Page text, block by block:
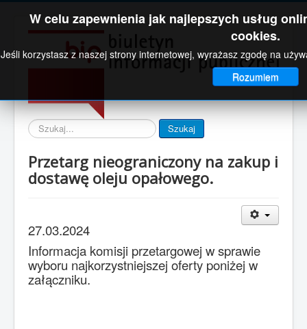
Wyszukaj Szukaj
Przetarg nieograniczony na zakup i
dostawę oleju opałowego.
27.03.2024
Informacja komisji przetargowej w sprawie
wyboru najkorzystniejszej oferty poniżej w
załączniku.
W celu zapewnienia jak najlepszych usług
cookies.
Jeśli korzystasz z naszej strony internetowej, wyrażasz zgodę na
Rozumiem